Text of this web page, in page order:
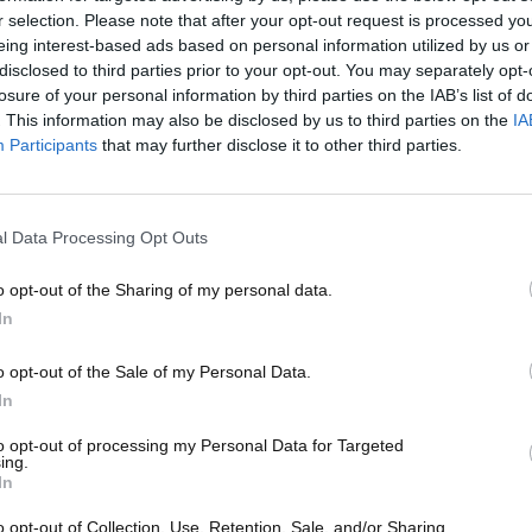
selection. Please note that after your opt-out request is processed
interest-based ads based on personal information utilized by us
to third parties prior to your opt-out. You may separately
of your personal information by third parties on the IAB’s list of
This information may also be disclosed by us to third parties on the
Participants that may further disclose it to other third parties.
Data Processing Opt Outs
opt-out of the Sharing of my personal data.
opt-out of the Sale of my Personal Data.
opt-out of processing my Personal Data for Targeted
opt-out of Collection, Use, Retention, Sale, and/or Sharing
il migliore, potrebbe cambiarne il destino nel breve
per la squadra italiana, che fatica a ritrovare la
per il titolo.
il caso Hamilton
recente di Lewis Hamilton, che dopo il passaggio in
complessità della situazione interna a Maranello.
recentemente di sentirsi “inutile” in pista,
di esprimere il suo pieno potenziale.
“Lewis ha portato la Formula 1 a un livello
Il suo passaggio in Ferrari non sta dando i risultati
uscire di scena con dignità.” Ha aggiunto che la
squadra necessita di una guida in grado di rimettere